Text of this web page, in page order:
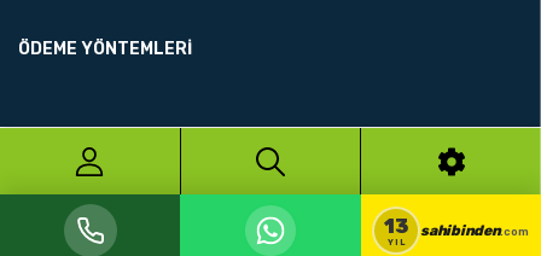
ÖDEME YÖNTEMLERİ
© 2026 N.A.R UZMAN
13
YIL
sahibinden.com